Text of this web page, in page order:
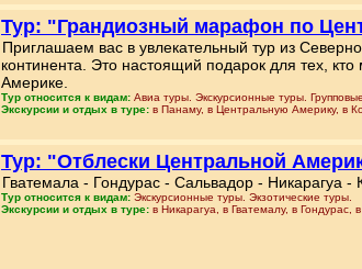
Тур: "Грандиозный марафон по
Приглашаем вас в увлекательный тур из
континента. Это настоящий подарок для тех,
Америке.
Тур относится к видам: Авиа туры. Экскурсионные туры.
Экскурсии и отдых в туре: в Панаму, в Центральную Америку, в
Тур: "Отблески Центральной
Гватемала - Гондурас - Сальвадор - Никарагуа -
Тур относится к видам: Экскурсионные туры. Экзотические туры.
Экскурсии и отдых в туре: в Никарагуа, в Гватемалу, в